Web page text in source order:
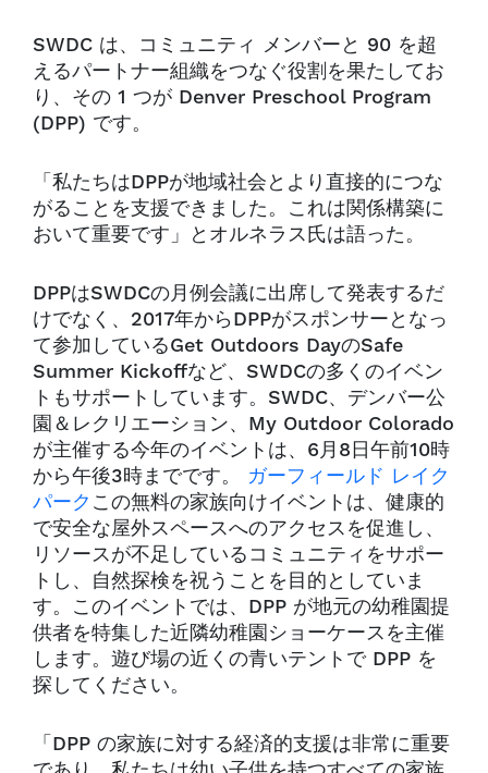
SWDC は、コミュニティ メンバーと 90 を超
えるパートナー組織をつなぐ役割を果たしてお
り、その 1 つが Denver Preschool Program
(DPP) です。
「私たちはDPPが地域社会とより直接的につな
がることを支援できました。これは関係構築に
おいて重要です」とオルネラス氏は語った。
DPPはSWDCの月例会議に出席して発表するだ
けでなく、2017年からDPPがスポンサーとなっ
て参加しているGet Outdoors DayのSafe
Summer Kickoffなど、SWDCの多くのイベン
トもサポートしています。SWDC、デンバー公
園＆レクリエーション、My Outdoor Colorado
が主催する今年のイベントは、6月8日午前10時
から午後3時までです。 ガーフィールド レイク
パーク この無料の家族向けイベントは、健康的
で安全な屋外スペースへのアクセスを促進し、
リソースが不足しているコミュニティをサポー
トし、自然探検を祝うことを目的としていま
す。このイベントでは、DPP が地元の幼稚園提
供者を特集した近隣幼稚園ショーケースを主催
します。遊び場の近くの青いテントで DPP を
探してください。
「DPP の家族に対する経済的支援は非常に重要